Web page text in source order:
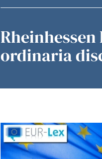
ordinaria